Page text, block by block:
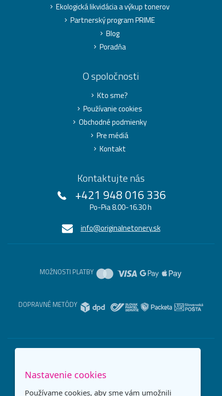
Ekologická likvidácia a výkup tonerov
Partnerský program PRIME
Blog
Poradňa
O spoločnosti
Kto sme?
Používanie cookies
Obchodné podmienky
Pre médiá
Kontakt
Kontaktujte nás
+421 948 016 336
Po-Pia 8.00-16.30 h
info@originalnetonery.sk
MOŽNOSTI PLATBY
DOPRAVNÉ METÓDY
Nastavenie cookies
Používame cookies, aby sme vám umožnili